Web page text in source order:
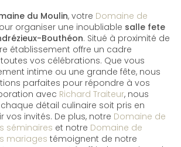
du Moulin, votre Domaine de
organiser une inoubliable salle fete
Bouthéon. Situé à proximité de
établissement offre un cadre
vos célébrations. Que vous
intime ou une grande fête, nous
parfaites pour répondre à vos
avec Richard Traiteur, nous
détail culinaire soit pris en
invités. De plus, notre Domaine de
séminaires et notre Domaine de
mariages témoignent de notre